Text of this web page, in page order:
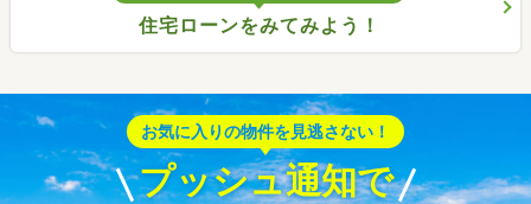
住宅ローンをみてみよう！
お気に入りの物件を見逃さない！
プッシュ通知で